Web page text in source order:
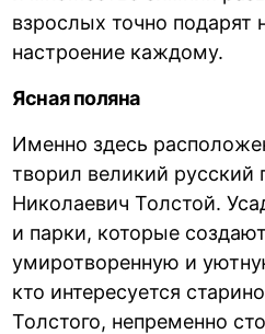
взрослых точно подарят
настроение каждому.
Ясная поляна
Именно здесь
творил великий русский
Николаевич Толстой.
и парки, которые
умиротворенную и
кто интересуется
Толстого, непременно